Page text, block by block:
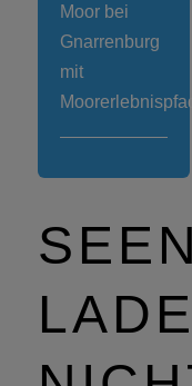
Moor bei
Gnarrenburg
mit
Moorerlebnispfad
SEEN